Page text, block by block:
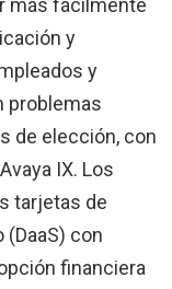
y
y
problemas
de elección, con
IX. Los
tarjetas de
con
financiera